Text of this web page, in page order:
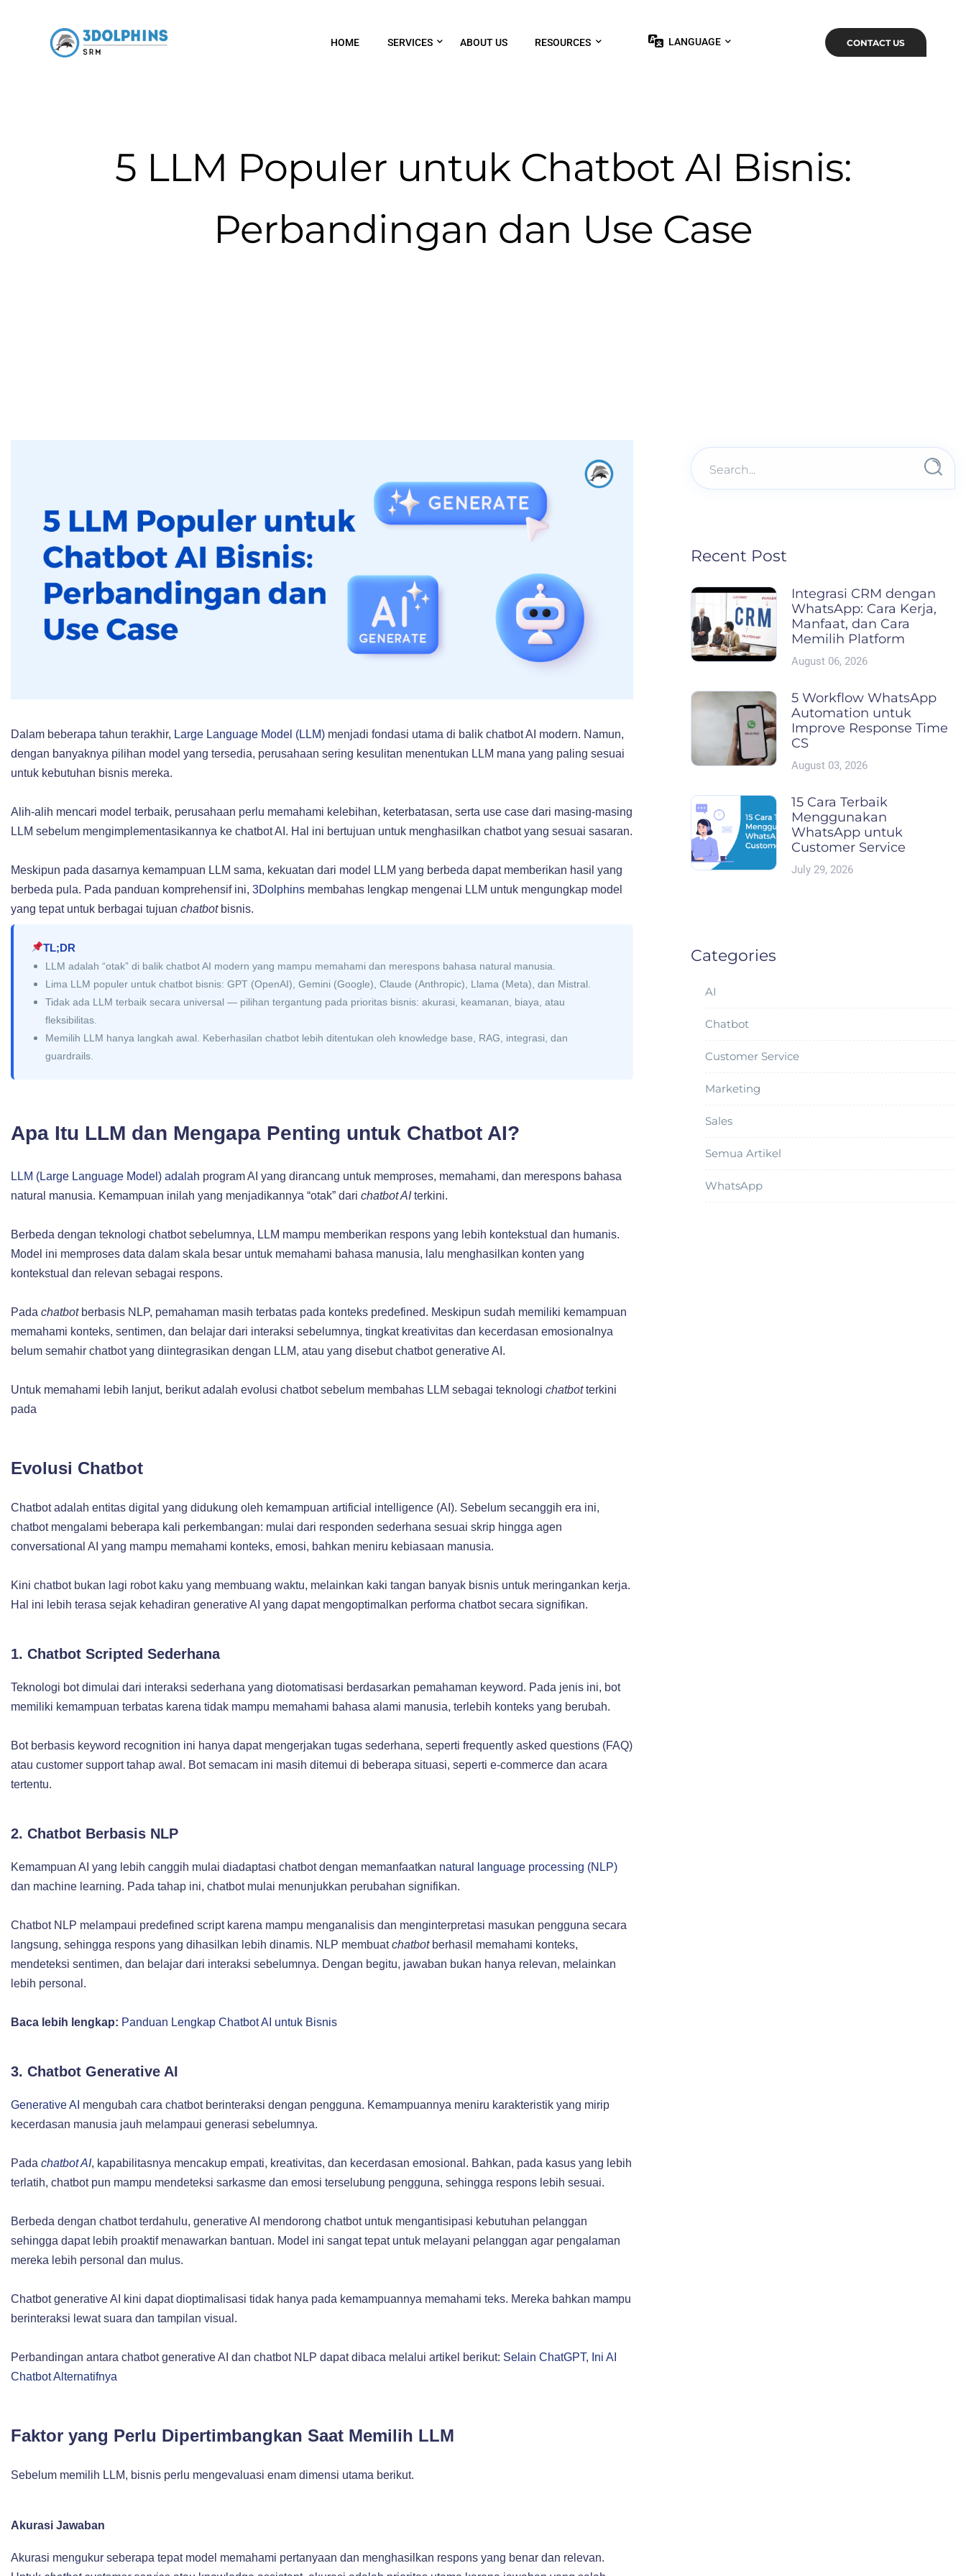
HOME SERVICES ABOUT US RESOURCES LANGUAGE CONTACT US
5 LLM Populer untuk Chatbot AI Bisnis:
Perbandingan dan Use Case
Dalam beberapa tahun terakhir, Large Language Model (LLM) menjadi fondasi utama di balik chatbot AI modern. Namun,
dengan banyaknya pilihan model yang tersedia, perusahaan sering kesulitan menentukan LLM mana yang paling sesuai
untuk kebutuhan bisnis mereka.
Alih-alih mencari model terbaik, perusahaan perlu memahami kelebihan, keterbatasan, serta use case dari masing-masing
LLM sebelum mengimplementasikannya ke chatbot AI. Hal ini bertujuan untuk menghasilkan chatbot yang sesuai sasaran.
Meskipun pada dasarnya kemampuan LLM sama, kekuatan dari model LLM yang berbeda dapat memberikan hasil yang
berbeda pula. Pada panduan komprehensif ini, 3Dolphins membahas lengkap mengenai LLM untuk mengungkap model
yang tepat untuk berbagai tujuan chatbot bisnis.
TL;DR
LLM adalah “otak” di balik chatbot AI modern yang mampu memahami dan merespons bahasa natural manusia.
Lima LLM populer untuk chatbot bisnis: GPT (OpenAI), Gemini (Google), Claude (Anthropic), Llama (Meta), dan Mistral.
Tidak ada LLM terbaik secara universal — pilihan tergantung pada prioritas bisnis: akurasi, keamanan, biaya, atau
fleksibilitas.
Memilih LLM hanya langkah awal. Keberhasilan chatbot lebih ditentukan oleh knowledge base, RAG, integrasi, dan
guardrails.
Apa Itu LLM dan Mengapa Penting untuk Chatbot AI?
LLM (Large Language Model) adalah program AI yang dirancang untuk memproses, memahami, dan merespons bahasa
natural manusia. Kemampuan inilah yang menjadikannya “otak” dari chatbot AIterkini.
Berbeda dengan teknologi chatbot sebelumnya, LLM mampu memberikan respons yang lebih kontekstual dan humanis.
Model ini memproses data dalam skala besar untuk memahami bahasa manusia, lalu menghasilkan konten yang
kontekstual dan relevan sebagai respons.
Pada chatbot berbasis NLP, pemahaman masih terbatas pada konteks predefined. Meskipun sudah memiliki kemampuan
memahami konteks, sentimen, dan belajar dari interaksi sebelumnya, tingkat kreativitas dan kecerdasan emosionalnya
belum semahir chatbot yang diintegrasikan dengan LLM, atau yang disebut chatbot generative AI.
Untuk memahami lebih lanjut, berikut adalah evolusi chatbot sebelum membahas LLM sebagai teknologi chatbotterkini
pada
Evolusi Chatbot
Chatbot adalah entitas digital yang didukung oleh kemampuan artificial intelligence (AI). Sebelum secanggih era ini,
chatbot mengalami beberapa kali perkembangan: mulai dari responden sederhana sesuai skrip hingga agen
conversational AI yang mampu memahami konteks, emosi, bahkan meniru kebiasaan manusia.
Kini chatbot bukan lagi robot kaku yang membuang waktu, melainkan kaki tangan banyak bisnis untuk meringankan kerja.
Hal ini lebih terasa sejak kehadiran generative AI yang dapat mengoptimalkan performa chatbot secara signifikan.
1. Chatbot Scripted Sederhana
Teknologi bot dimulai dari interaksi sederhana yang diotomatisasi berdasarkan pemahaman keyword. Pada jenis ini, bot
memiliki kemampuan terbatas karena tidak mampu memahami bahasa alami manusia, terlebih konteks yang berubah.
Bot berbasis keyword recognition ini hanya dapat mengerjakan tugas sederhana, seperti frequently asked questions (FAQ)
atau customer support tahap awal. Bot semacam ini masih ditemui di beberapa situasi, seperti e-commerce dan acara
tertentu.
2. Chatbot Berbasis NLP
Kemampuan AI yang lebih canggih mulai diadaptasi chatbot dengan memanfaatkan natural language processing (NLP)
dan machine learning. Pada tahap ini, chatbot mulai menunjukkan perubahan signifikan.
Chatbot NLP melampaui predefined script karena mampu menganalisis dan menginterpretasi masukan pengguna secara
langsung, sehingga respons yang dihasilkan lebih dinamis. NLP membuatchatbot berhasil memahami konteks,
mendeteksi sentimen, dan belajar dari interaksi sebelumnya. Dengan begitu, jawaban bukan hanya relevan, melainkan
lebih personal.
Baca lebih lengkap: Panduan Lengkap Chatbot AI untuk Bisnis
3. Chatbot Generative AI
Generative AI mengubah cara chatbot berinteraksi dengan pengguna. Kemampuannya meniru karakteristik yang mirip
kecerdasan manusia jauh melampaui generasi sebelumnya.
Pada chatbot AI, kapabilitasnya mencakup empati, kreativitas, dan kecerdasan emosional. Bahkan, pada kasus yang lebih
terlatih, chatbot pun mampu mendeteksi sarkasme dan emosi terselubung pengguna, sehingga respons lebih sesuai.
Berbeda dengan chatbot terdahulu, generative AI mendorong chatbot untuk mengantisipasi kebutuhan pelanggan
sehingga dapat lebih proaktif menawarkan bantuan. Model ini sangat tepat untuk melayani pelanggan agar pengalaman
mereka lebih personal dan mulus.
Chatbot generative AI kini dapat dioptimalisasi tidak hanya pada kemampuannya memahami teks. Mereka bahkan mampu
berinteraksi lewat suara dan tampilan visual.
Perbandingan antara chatbot generative AI dan chatbot NLP dapat dibaca melalui artikel berikut: Selain ChatGPT, Ini AI
Chatbot Alternatifnya
Faktor yang Perlu Dipertimbangkan Saat Memilih LLM
Sebelum memilih LLM, bisnis perlu mengevaluasi enam dimensi utama berikut.
Akurasi Jawaban
Akurasi mengukur seberapa tepat model memahami pertanyaan dan menghasilkan respons yang benar dan relevan.
Recent Post
Integrasi CRM dengan
WhatsApp: Cara Kerja,
Manfaat, dan Cara
Memilih Platform
August 06, 2026
5 Workflow WhatsApp
Automation untuk
Improve Response Time
CS
August 03, 2026
15 Cara Terbaik
Menggunakan
WhatsApp untuk
Customer Service
July 29, 2026
Categories
AI
Chatbot
Customer Service
Marketing
Sales
Semua Artikel
WhatsApp